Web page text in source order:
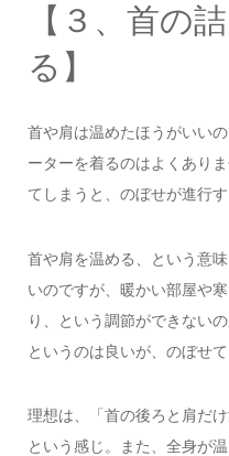
【３、首の
る】
首や肩は温めたほうがいい
ーターを着るのはよくあり
てしまうと、のぼせが進行す
首や肩を温める、という意
いのですが、暖かい部屋や
り、という調節ができない
というのは良いが、のぼせ
理想は、「首の後ろと肩だ
という感じ。また、全身が